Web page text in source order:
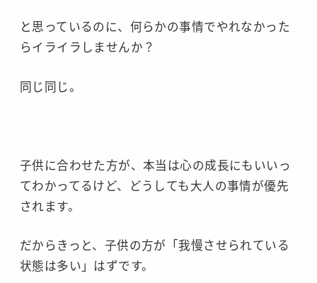
と思っているのに、何らかの事情でやれなかった
らイライラしませんか？
同じ同じ。
子供に合わせた方が、本当は心の成長にもいいっ
てわかってるけど、どうしても大人の事情が優先
されます。
だからきっと、子供の方が「我慢させられている
状態は多い」はずです。